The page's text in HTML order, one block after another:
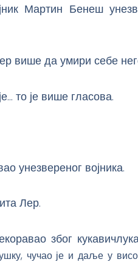
Мартин Бенеш
више да умири себе
то је више гласова.
унезвереног војника.
Лер.
због
чучао је и даље у